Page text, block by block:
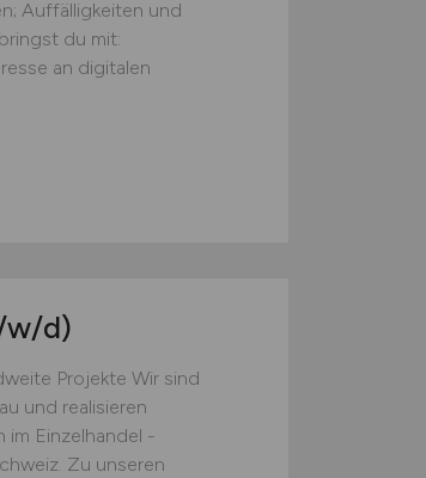
Auffälligkeiten und
du mit:
an digitalen
w/d)
Projekte Wir sind
und realisieren
im Einzelhandel -
Zu unseren